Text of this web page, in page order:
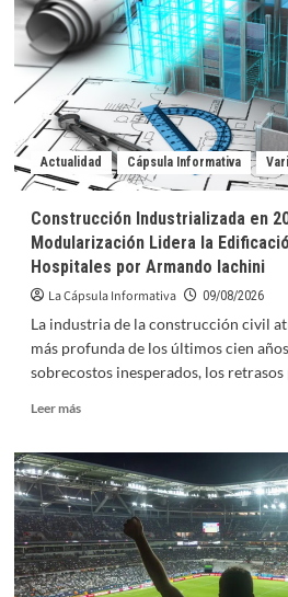
invicta
en
Copa
Panamericana
Voleibol
U17
Actualidad Cápsula Informativa
Construcción Industrializada en
Modularización Lidera la
Hospitales por Armando Iachini
La Cápsula Informativa 09/08/2026
La industria de la construcción civil
más profunda de los últimos cien
sobrecostos inesperados, los retrasos
Leer másLeer
Construcción
Industrializada
en
2026:
Por
qué
la